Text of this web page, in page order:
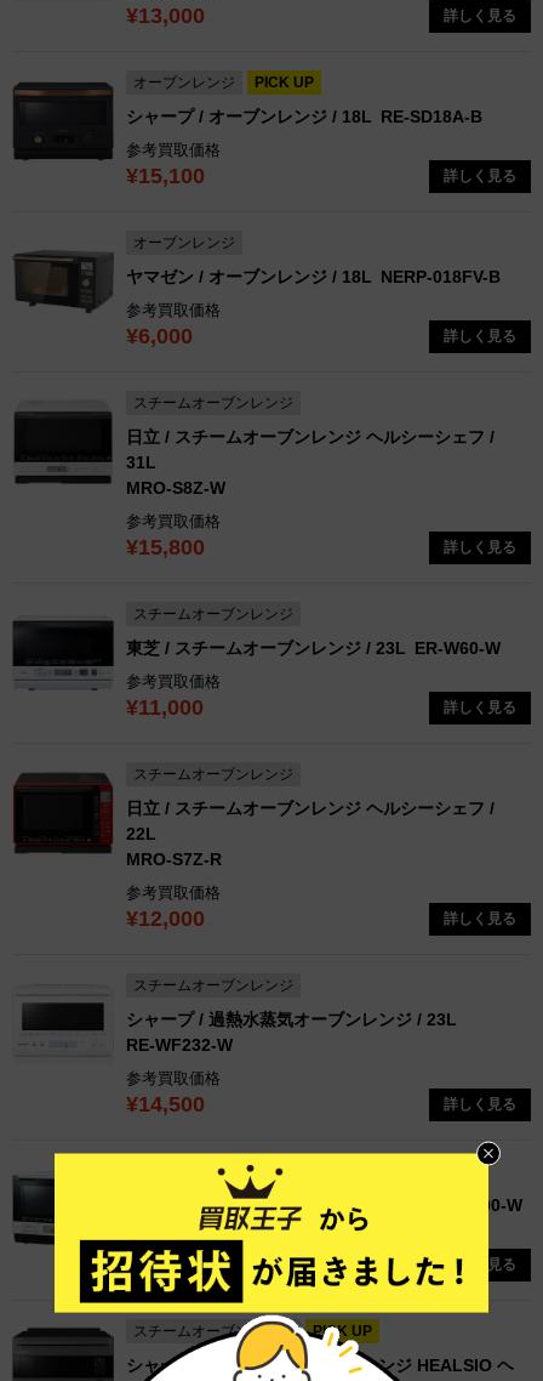
¥13,000 詳しく見る
オーブンレンジ PICK UP
シャープ / オーブンレンジ / 18L RE-SD18A-B
参考買取価格
¥15,100 詳しく見る
オーブンレンジ
ヤマゼン / オーブンレンジ / 18L NERP-018FV-B
参考買取価格
¥6,000 詳しく見る
スチームオーブンレンジ
日立 / スチームオーブンレンジ ヘルシーシェフ /
31L
MRO-S8Z-W
参考買取価格
¥15,800 詳しく見る
スチームオーブンレンジ
東芝 / スチームオーブンレンジ / 23L ER-W60-W
参考買取価格
¥11,000 詳しく見る
スチームオーブンレンジ
日立 / スチームオーブンレンジ ヘルシーシェフ /
22L
MRO-S7Z-R
参考買取価格
¥12,000 詳しく見る
スチームオーブンレンジ
シャープ / 過熱水蒸気オーブンレンジ / 23L
RE-WF232-W
参考買取価格
¥14,500 詳しく見る
スチームオーブンレンジ
東芝 / スチームオーブンレンジ / 30L ER-WD100-W
参考買取価格
¥17,300 詳しく見る
スチームオーブンレンジ PICK UP
シャープ / ウォーターオーブンレンジ HEALSIO ヘ